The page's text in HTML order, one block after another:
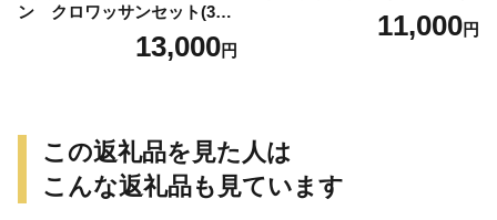
ン クロワッサンセット(30
個入り)／災害用備蓄 保存食
非常食 防災グッズにも
13,000円
11,000円
この返礼品を見た人は
こんな返礼品も見ています